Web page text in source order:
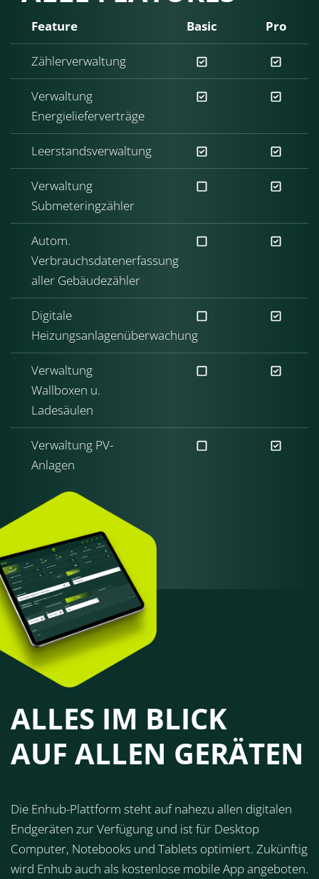
Feature Basic Pro
Zählerverwaltung
Verwaltung
Energielieferverträge
Leerstandsverwaltung
Verwaltung
Submeteringzähler
Autom.
Verbrauchsdatenerfassung
aller Gebäudezähler
Digitale
Heizungsanlagenüberwachung
Verwaltung
Wallboxen u.
Ladesäulen
Verwaltung PV-
Anlagen
ALLES IM BLICK
AUF ALLEN GERÄTEN
Die Enhub-Plattform steht auf nahezu allen digitalen
Endgeräten zur Verfügung und ist für Desktop
Computer, Notebooks und Tablets optimiert. Zukünftig
wird Enhub auch als kostenlose mobile App angeboten.